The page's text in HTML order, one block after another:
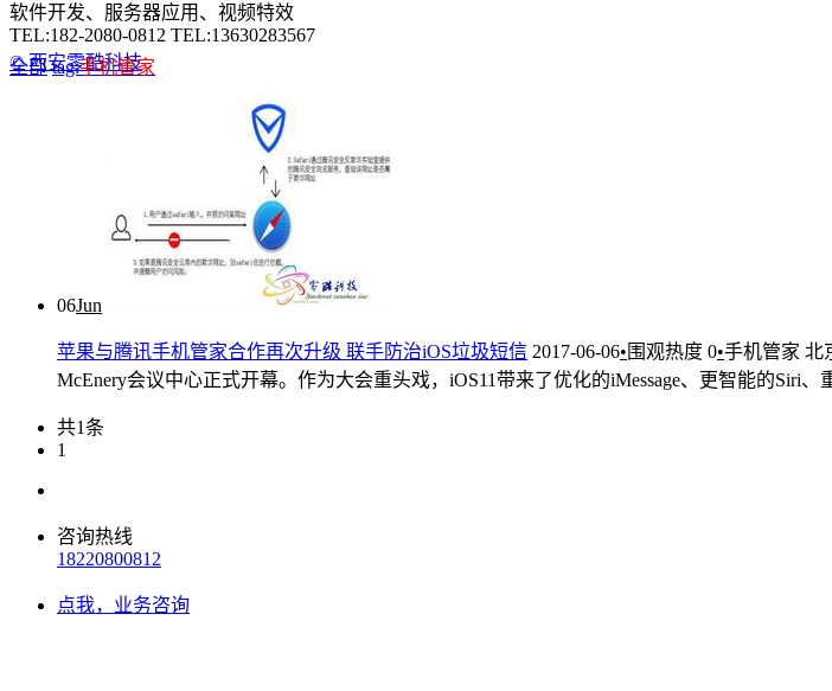
软件开发、服务器应用、视频特效
TEL:182-2080-0812 TEL:13630283567
© 西安零酷科技
全部 tag:手机管家
06Jun
苹果与腾讯手机管家合作再次升级 联手防治iOS垃圾短信 2017-06-06• 围观热度 0•手机管家 北
McEnery会议中心正式开幕。作为大会重头戏，iOS11带来了优化的iMessage、更智能的Siri、
共1条
1
咨询热线
18220800812
点我，业务咨询